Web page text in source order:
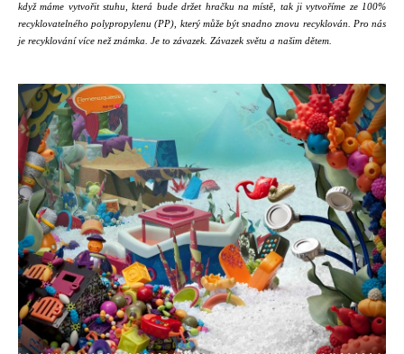
když máme vytvořit stuhu, která bude držet hračku na místě, tak ji vytvoříme ze 100%
recyklovatelného polypropylenu (PP), který může být snadno znovu recyklován. Pro nás
je recyklování více než známka. Je to závazek. Závazek světu a našim dětem.